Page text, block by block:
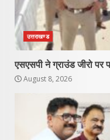
उत्तराखण्ड
एसएसपी ने ग्राउंड जीरो पर
August 8, 2026